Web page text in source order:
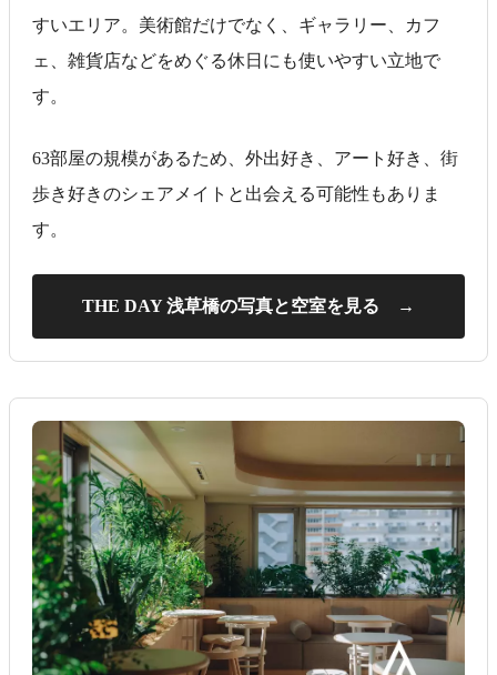
すいエリア。美術館だけでなく、ギャラリー、カフ
ェ、雑貨店などをめぐる休日にも使いやすい立地で
す。
63部屋の規模があるため、外出好き、アート好き、街
歩き好きのシェアメイトと出会える可能性もありま
す。
THE DAY 浅草橋の写真と空室を見る →